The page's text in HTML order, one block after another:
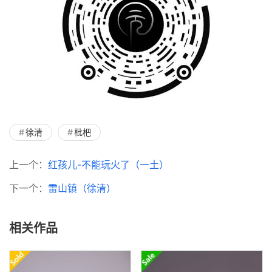
徐清 枇杷
上一个： 红孩儿-不能玩火了（一土）
下一个： 雷山镇（徐清）
相关作品